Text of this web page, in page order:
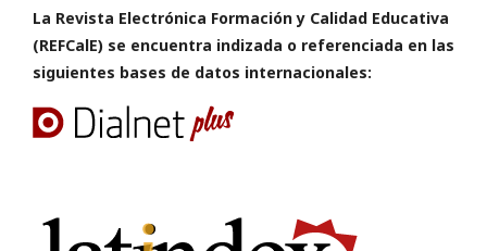
La Revista Electrónica Formación y Calidad Educativa
(REFCalE) se encuentra indizada o referenciada en las
siguientes bases de datos internacionales: